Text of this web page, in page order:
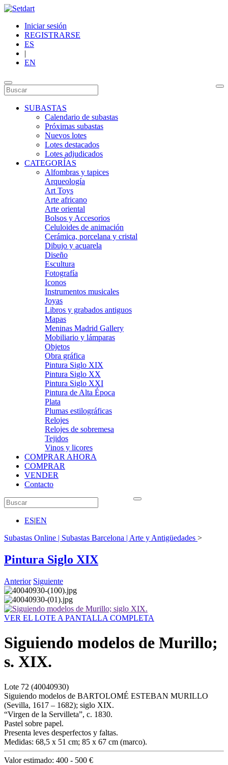
Iniciar sesión
REGISTRARSE
ES
|
EN
SUBASTAS
Calendario de subastas
Próximas subastas
Nuevos lotes
Lotes destacados
Lotes adjudicados
CATEGORÍAS
Alfombras y tapices
Arqueología
Art Toys
Arte africano
Arte oriental
Bolsos y Accesorios
Celuloides de animación
Cerámica, porcelana y cristal
Dibujo y acuarela
Diseño
Escultura
Fotografía
Iconos
Instrumentos musicales
Joyas
Libros y grabados antiguos
Mapas
Meninas Madrid Gallery
Mobiliario y lámparas
Objetos
Obra gráfica
Pintura Siglo XIX
Pintura Siglo XX
Pintura Siglo XXI
Pintura de Alta Época
Plata
Plumas estilográficas
Relojes
Relojes de sobremesa
Tejidos
Vinos y licores
COMPRAR AHORA
COMPRAR
VENDER
Contacto
ES|EN
Subastas Online | Subastas Barcelona | Arte y Antigüedades >
Pintura Siglo XIX
Anterior Siguiente
VER EL LOTE A PANTALLA COMPLETA
Siguiendo modelos de Murillo;
s. XIX.
Lote 72 (40040930)
Siguiendo modelos de BARTOLOMÉ ESTEBAN MURILLO
(Sevilla, 1617 – 1682); siglo XIX.
“Virgen de la Servilleta”, c. 1830.
Pastel sobre papel.
Presenta leves desperfectos y faltas.
Medidas: 68,5 x 51 cm; 85 x 67 cm (marco).
Valor estimado: 400 - 500 €